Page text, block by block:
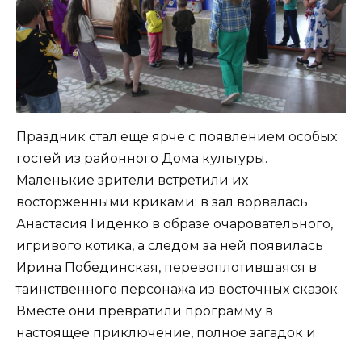
Праздник стал еще ярче с появлением особых
гостей из районного Дома культуры.
Маленькие зрители встретили их
восторженными криками: в зал ворвалась
Анастасия Гиденко в образе очаровательного,
игривого котика, а следом за ней появилась
Ирина Побединская, перевоплотившаяся в
таинственного персонажа из восточных сказок.
Вместе они превратили программу в
настоящее приключение, полное загадок и